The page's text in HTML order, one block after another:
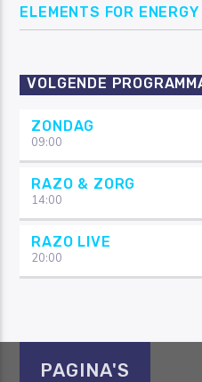
ELEMENTS FOR ENERGY
VOLGENDE
ZONDAG
09:00
RAZO & ZORG
14:00
RAZO LIVE
20:00
PAGINA'S